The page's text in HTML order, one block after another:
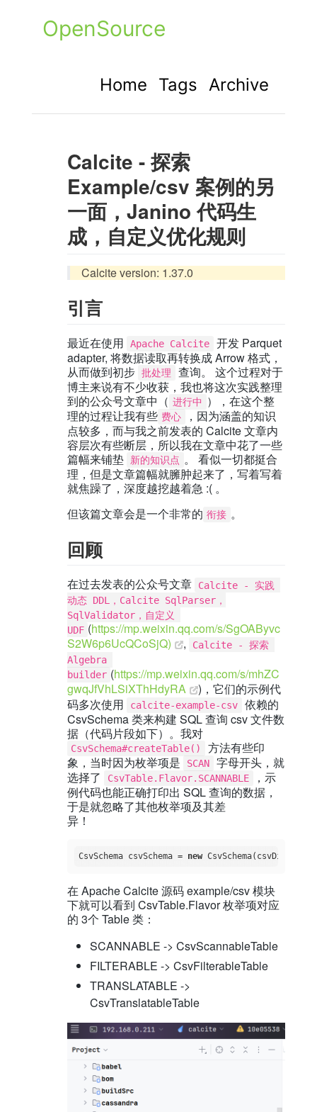
OpenSource
Home Tags Archive
Calcite - 探索
Example/csv 案例的另
一面，Janino 代码生
成，自定义优化规则
Calcite version: 1.37.0
引言
最近在使用 Apache Calcite
开发 Parquet
adapter, 将数据读取再转换成 Arrow 格式，
从而做到初步 批处理
查询。 这个过程对于
博主来说有不少收获，我也将这次实践整理
到的公众号文章中（ 进行中
），在这个整
理的过程让我有些 费心
，因为涵盖的知识
点较多，而与我之前发表的 Calcite 文章内
容层次有些断层，所以我在文章中花了一些
篇幅来铺垫
新的知识点 。 看似一切都挺合
理，但是文章篇幅就臃肿起来了，写着写着
就焦躁了，深度越挖越着急 :( 。
但该篇文章会是一个非常的 衔接 。
回顾
在过去发表的公众号文章
Calcite - 实践
动态 DDL，Calcite SqlParser，
SqlValidator，自定义
UDF (https://mp.weixin.qq.com/s/SgOAByvc
S2W6p6UcQCoSjQ)
,
Calcite - 探索
Algebra
builder (https://mp.weixin.qq.com/s/mhZC
gwqJfVhLSiXThHdyRA
)，它们的示例代
码多次使用
calcite-example-csv
依赖的
CsvSchema 类来构建 SQL 查询 csv 文件数
据（代码片段如下）。我对
CsvSchema#createTable()
方法有些印
象，当时因为枚举项是
SCAN
字母开头，就
选择了
CsvTable.Flavor.SCANNABLE
，示
例代码也能正确打印出 SQL 查询的数据，
于是就忽略了其他枚举项及其差
异！
CsvSchema csvSchema = new
在 Apache Calcite 源码 example/csv 模块
下就可以看到 CsvTable.Flavor 枚举项对应
的 3个 Table 类：
SCANNABLE -> CsvScannableTable
FILTERABLE -> CsvFilterableTable
TRANSLATABLE ->
CsvTranslatableTable